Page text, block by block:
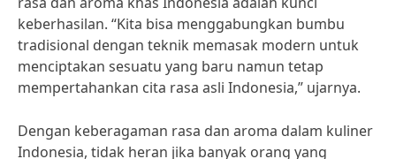
keberhasilan. “Kita bisa menggabungkan bumbu
tradisional dengan teknik memasak modern untuk
menciptakan sesuatu yang baru namun tetap
mempertahankan cita rasa asli Indonesia,” ujarnya.
Dengan keberagaman rasa dan aroma dalam kuliner
Indonesia, tidak heran jika banyak orang yang